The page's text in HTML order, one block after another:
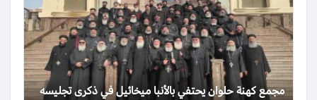
مجمع كهنة حلوان يحتفي بالأنبا ميخائيل في ذكرى تجليسه